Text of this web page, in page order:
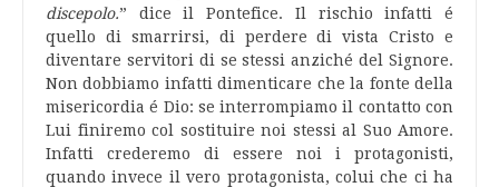
discepolo.” dice il Pontefice. Il rischio infatti é
quello di smarrirsi, di perdere di vista Cristo e
diventare servitori di se stessi anziché del Signore.
Non dobbiamo infatti dimenticare che la fonte della
misericordia é Dio: se interrompiamo il contatto con
Lui finiremo col sostituire noi stessi al Suo Amore.
Infatti crederemo di essere noi i protagonisti,
quando invece il vero protagonista, colui che ci ha